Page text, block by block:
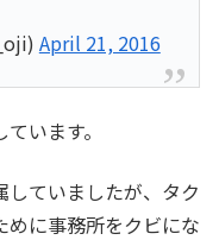
April 21, 2016
います。
ていましたが、タク
めに事務所をクビにな